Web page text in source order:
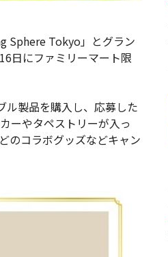
Sphere Tokyo」とグラン
日にファミリーマート限
ル製品を購入し、応募した
ーやタペストリーが入っ
のコラボグッズなどキャン